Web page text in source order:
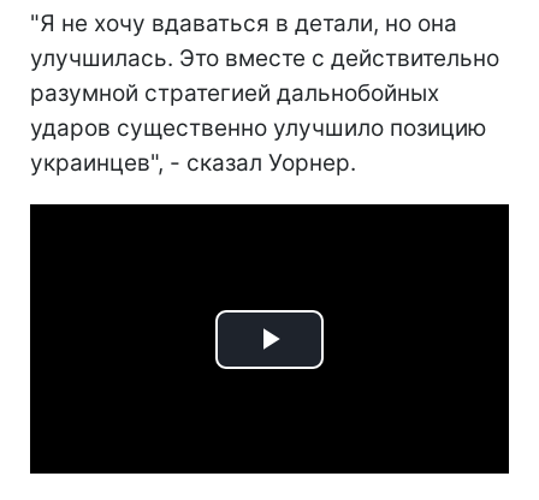
"Я не хочу вдаваться в детали, но она
улучшилась. Это вместе с действительно
разумной стратегией дальнобойных
ударов существенно улучшило позицию
украинцев", - сказал Уорнер.
Play